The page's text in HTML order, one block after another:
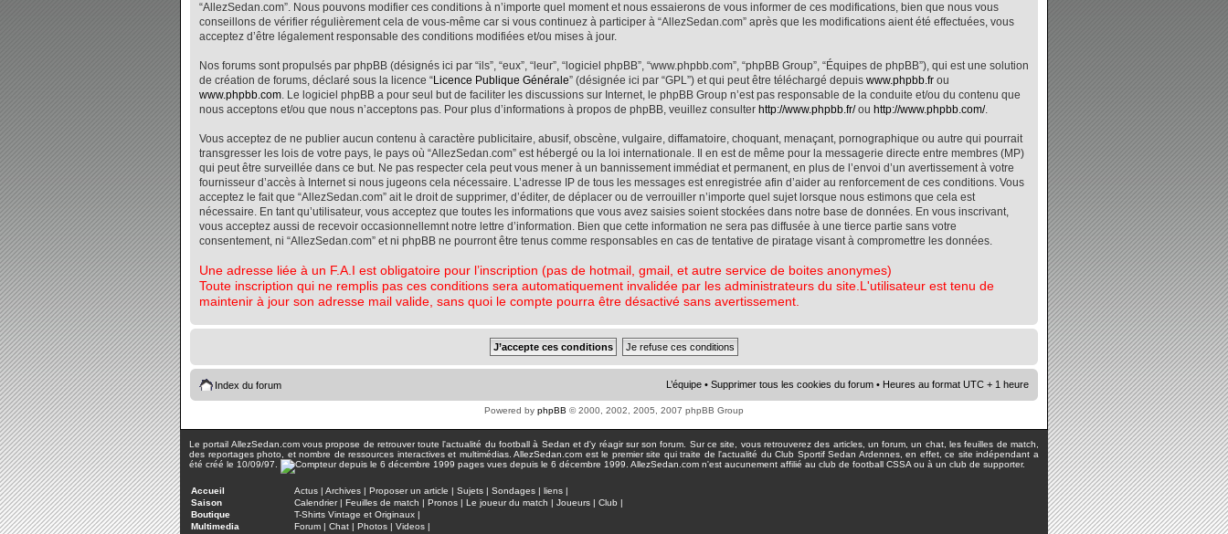
“AllezSedan.com”. Nous pouvons modifier ces conditions à n’importe quel moment et nous essaierons de vous informer de ces modifications, bien que nous vous
conseillons de vérifier régulièrement cela de vous-même car si vous continuez à participer à “AllezSedan.com” après que les modifications aient été effectuées, vous
acceptez d’être légalement responsable des conditions modifiées et/ou mises à jour.
Nos forums sont propulsés par phpBB (désignés ici par “ils”, “eux”, “leur”, “logiciel phpBB”, “www.phpbb.com”, “phpBB Group”, “Équipes de phpBB”), qui est une solution
de création de forums, déclaré sous la licence “Licence Publique Générale” (désignée ici par “GPL”) et qui peut être téléchargé depuis www.phpbb.fr ou
www.phpbb.com. Le logiciel phpBB a pour seul but de faciliter les discussions sur Internet, le phpBB Group n’est pas responsable de la conduite et/ou du contenu que
nous acceptons et/ou que nous n’acceptons pas. Pour plus d’informations à propos de phpBB, veuillez consulter http://www.phpbb.fr/ou http://www.phpbb.com/.
Vous acceptez de ne publier aucun contenu à caractère publicitaire, abusif, obscène, vulgaire, diffamatoire, choquant, menaçant, pornographique ou autre qui pourrait
transgresser les lois de votre pays, le pays où “AllezSedan.com” est hébergé ou la loi internationale. Il en est de même pour la messagerie directe entre membres (MP)
qui peut être surveillée dans ce but. Ne pas respecter cela peut vous mener à un bannissement immédiat et permanent, en plus de l’envoi d’un avertissement à votre
fournisseur d’accès à Internet si nous jugeons cela nécessaire. L’adresse IP de tous les messages est enregistrée afin d’aider au renforcement de ces conditions. Vous
acceptez le fait que “AllezSedan.com” ait le droit de supprimer, d’éditer, de déplacer ou de verrouiller n’importe quel sujet lorsque nous estimons que cela est
nécessaire. En tant qu’utilisateur, vous acceptez que toutes les informations que vous avez saisies soient stockées dans notre base de données. En vous inscrivant,
vous acceptez aussi de recevoir occasionnellemnt notre lettre d’information. Bien que cette information ne sera pas diffusée à une tierce partie sans votre
consentement, ni “AllezSedan.com” et ni phpBB ne pourront être tenus comme responsables en cas de tentative de piratage visant à compromettre les données.
Une adresse liée à un F.A.I est obligatoire pour l’inscription (pas de hotmail, gmail, et autre service de boites anonymes)
Toute inscription qui ne remplis pas ces conditions sera automatiquement invalidée par les administrateurs du site.L'utilisateur est tenu de
maintenir à jour son adresse mail valide, sans quoi le compte pourra être désactivé sans avertissement.
Index du forum L’équipe • Supprimer tous les cookies du forum • Heures au format UTC + 1 heure
Powered by phpBB © 2000, 2002, 2005, 2007 phpBB Group
Le portail AllezSedan.com vous propose de retrouver toute l'actualité du football à Sedan et d'y réagir sur son forum. Sur ce site, vous retrouverez des articles, un forum, un chat, les feuilles de match,
des reportages photo, et nombre de ressources interactives et multimédias. AllezSedan.com est le premier site qui traite de l'actualité du Club Sportif Sedan Ardennes, en effet, ce site indépendant a
été créé le 10/09/97.
pages vues depuis le 6 décembre 1999. AllezSedan.com n'est aucunement affilié au club de football CSSA ou à un club de supporter.
Accueil Actus | Archives | Proposer un article | Sujets | Sondages | liens |
Saison
Calendrier| Feuilles de match | Pronos | Le joueur du match | Joueurs | Club |
Boutique
T-Shirts Vintage et Originaux |
Multimedia
Forum | Chat | Photos | Videos |